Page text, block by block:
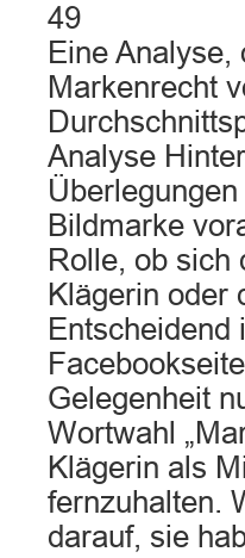
49
Eine
Markenrecht
Analyse
Bildmarke
Rolle, ob sich
Klägerin oder
Entscheidend
Gelegenheit
Wortwahl
Klägerin als
fernzuhalten.
darauf, sie